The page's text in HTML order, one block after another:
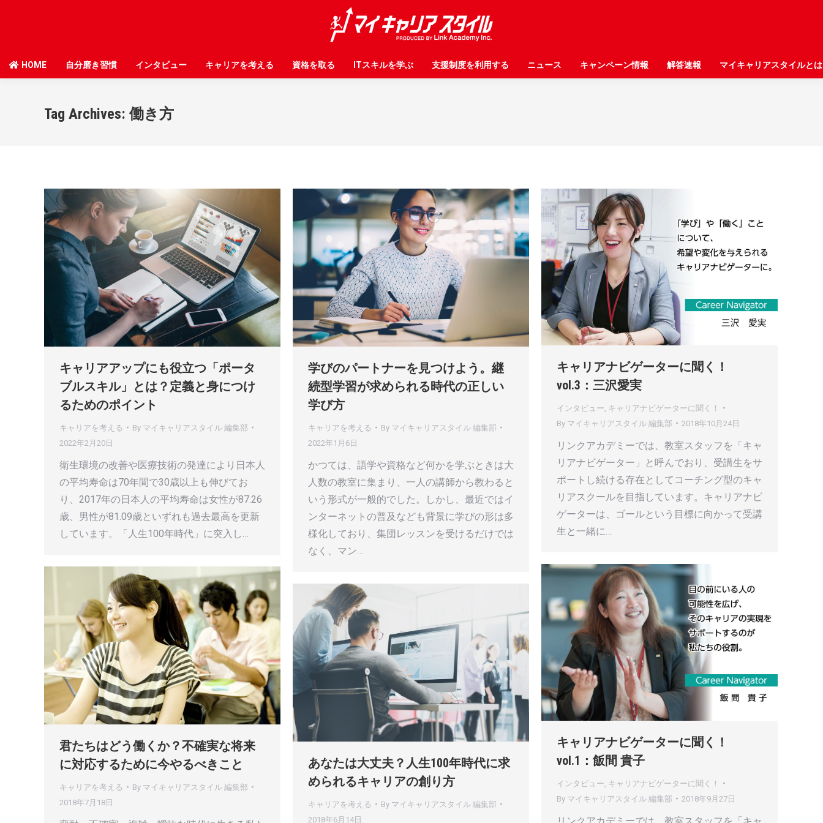
HOME 自分磨き習慣 インタビュー キャリアを考える 資格を取る ITスキルを学ぶ 支援制度を利用する ニュース キャンペーン情報 解答速報 マイキャリアスタイルとは
Tag Archives: 働き方
キャリアアップにも役立つ「ポータ
ブルスキル」とは？定義と身につけ
るためのポイント
キャリアを考える By マイキャリアスタイル 編集部
2022年2月20日
衛生環境の改善や医療技術の発達により日本人
の平均寿命は70年間で30歳以上も伸びてお
り、2017年の日本人の平均寿命は女性が87.26
歳、男性が81.09歳といずれも過去最高を更新
しています。「人生100年時代」に突入し…
学びのパートナーを見つけよう。継
続型学習が求められる時代の正しい
学び方
キャリアを考える By マイキャリアスタイル 編集部
2022年1月6日
かつては、語学や資格など何かを学ぶときは大
人数の教室に集まり、一人の講師から教わると
いう形式が一般的でした。しかし、最近ではイ
ンターネットの普及なども背景に学びの形は多
様化しており、集団レッスンを受けるだけでは
なく、マン…
キャリアナビゲーターに聞く！
vol.3：三沢愛実
インタビュー キャリアナビゲーターに聞く！
By マイキャリアスタイル 編集部 2018年10月24日
リンクアカデミーでは、教室スタッフを「キャ
リアナビゲーター」と呼んでおり、受講生をサ
ポートし続ける存在としてコーチング型のキャ
リアスクールを目指しています。キャリアナビ
ゲーターは、ゴールという目標に向かって受講
生と一緒に…
キャリアナビゲーターに聞く！
vol.1：飯間 貴子
インタビュー キャリアナビゲーターに聞く！
By マイキャリアスタイル 編集部 2018年9月27日
君たちはどう働くか？不確実な将来
に対応するために今やるべきこと
キャリアを考える By マイキャリアスタイル 編集部
2018年7月18日
あなたは大丈夫？人生100年時代に求
められるキャリアの創り方
キャリアを考える By マイキャリアスタイル 編集部
2018年6月14日
HOME 自分磨き習慣 インタビュー キャリアを考える 資格を取る ITスキルを学ぶ 支援制度を利用する ニュース キャンペーン情報 解答速報 マイキャリアスタイルとは